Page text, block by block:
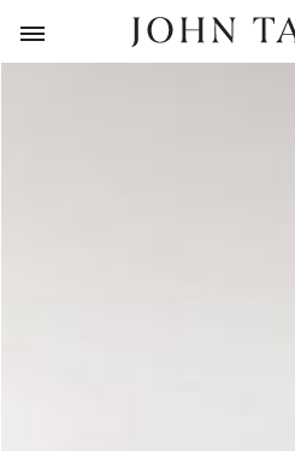
НАЗАД